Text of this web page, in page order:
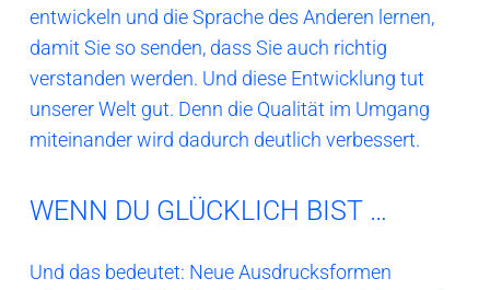
entwickeln und die Sprache des Anderen lernen,
damit Sie so senden, dass Sie auch richtig
verstanden werden. Und diese Entwicklung tut
unserer Welt gut. Denn die Qualität im Umgang
miteinander wird dadurch deutlich verbessert.
WENN DU GLÜCKLICH BIST …
Und das bedeutet: Neue Ausdrucksformen